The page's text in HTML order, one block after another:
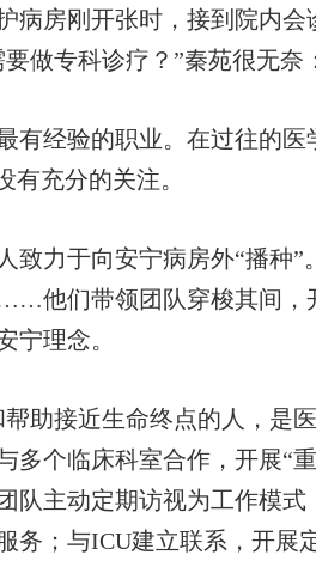
房刚开张时，接到院内会
做专科诊疗？”秦苑很无
经验的职业。在过往的医
有充分的关注。
力于向安宁病房外“播种”
他们带领团队穿梭其间，
宁理念。
接近生命终点的人，是医
多个临床科室合作，开展
队主动定期访视为工作模
务；与ICU建立联系，开展